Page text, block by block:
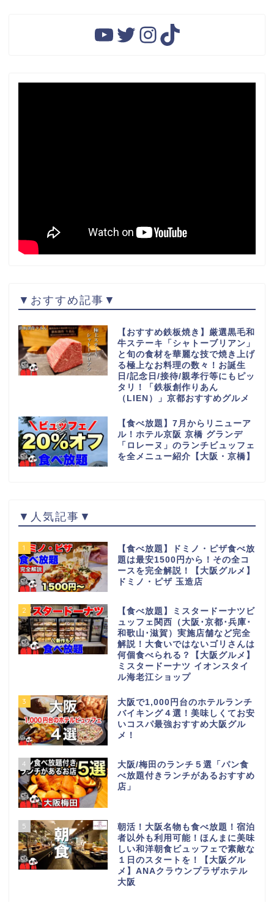
▼おすすめ記事▼
【おすすめ鉄板焼き】厳選黒毛和
牛ステーキ「シャトーブリアン」
と旬の食材を華麗な技で焼き上げ
る極上なお料理の数々！お誕生
日/記念日/接待/親孝行等にもピッ
タリ！「鉄板創作りあん
（LIEN）」京都おすすめグルメ
【食べ放題】7月からリニューア
ル！ホテル京阪 京橋 グランデ
「ロレーヌ」のランチビュッフェ
を全メニュー紹介【大阪・京橋】
▼人気記事▼
1
【食べ放題】ドミノ・ピザ食べ放
題は最安1500円から！その全コ
ースを完全解説！【大阪グルメ】
ドミノ・ピザ 玉造店
2
【食べ放題】ミスタードーナツビ
ュッフェ関西（大阪･京都･兵庫･
和歌山･滋賀）実施店舗など完全
解説！大食いではないゴリさんは
何個食べられる？【大阪グルメ】
ミスタードーナツ イオンスタイ
ル海老江ショップ
3
大阪で1,000円台のホテルランチ
バイキング４選！美味しくてお安
いコスパ最強おすすめ大阪グル
メ！
4
大阪/梅田のランチ５選「パン食
べ放題付きランチがあるおすすめ
店」
5
朝活！大阪名物も食べ放題！宿泊
者以外も利用可能！ほんまに美味
しい和洋朝食ビュッフェで素敵な
１日のスタートを！【大阪グル
メ】ANAクラウンプラザホテル
大阪